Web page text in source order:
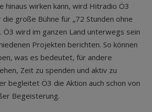
hinaus wirken kann, wird Hitradio Ö3
große Bühne für „72 Stunden ohne
Ö3 wird im ganzen Land unterwegs sein
Projekten berichten. So können
was es bedeutet, für andere
Zeit zu spenden und aktiv zu
begleitet Ö3 die Aktion auch schon von
Begeisterung.